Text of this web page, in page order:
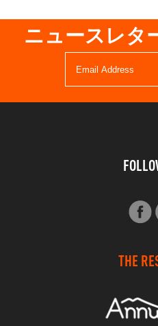
ニュースレタ
THE